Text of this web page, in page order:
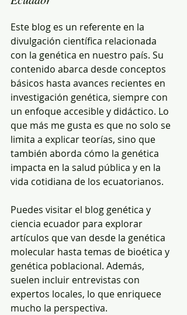
Este blog es un referente en la
divulgación científica relacionada
con la genética en nuestro país. Su
contenido abarca desde conceptos
básicos hasta avances recientes en
investigación genética, siempre con
un enfoque accesible y didáctico. Lo
que más me gusta es que no solo se
limita a explicar teorías, sino que
también aborda cómo la genética
impacta en la salud pública y en la
vida cotidiana de los ecuatorianos.
Puedes visitar el blog genética y
ciencia ecuador para explorar
artículos que van desde la genética
molecular hasta temas de bioética y
genética poblacional. Además,
suelen incluir entrevistas con
expertos locales, lo que enriquece
mucho la perspectiva.